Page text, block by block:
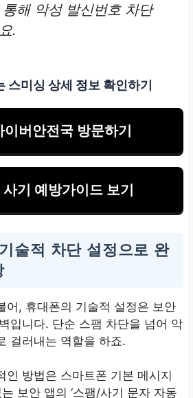
해 악성 발신번호 차단
.
스미싱 상세 정보 확인하기
이버안전국 방문하기
기 예방가이드 보기
술적 차단 설정으로 완
어, 휴대폰의 기술적 설정은 보안
입니다. 단순 스팸 차단을 넘어 악
걸러내는 역할을 하죠.
인 방법은 스마트폰 기본 메시지
보안 앱의 ‘스팸/사기 문자 자동